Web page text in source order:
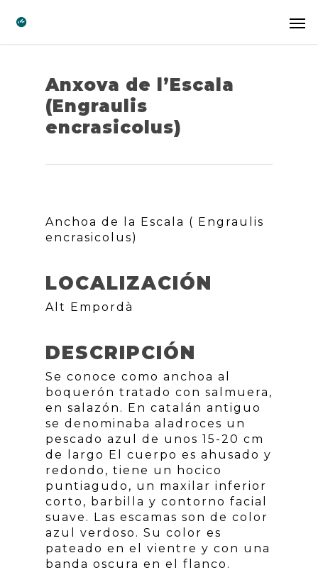
Anxova de l’Escala
(Engraulis
encrasicolus)
Anchoa de la Escala ( Engraulis
encrasicolus)
LOCALIZACIÓN
Alt Empordà
DESCRIPCIÓN
Se conoce como anchoa al
boquerón tratado con salmuera,
en salazón. En catalán antiguo
se denominaba aladroces un
pescado azul de unos 15-20 cm
de largo El cuerpo es ahusado y
redondo, tiene un hocico
puntiagudo, un maxilar inferior
corto, barbilla y contorno facial
suave. Las escamas son de color
azul verdoso. Su color es
pateado en el vientre y con una
banda oscura en el flanco.